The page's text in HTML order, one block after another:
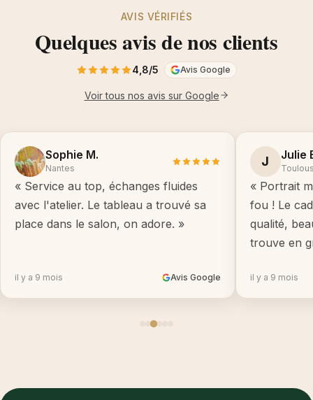
AVIS VÉRIFIÉS
Quelques avis de nos clients
4,8/5 Avis Google
Voir tous nos avis sur Google
Sophie M.
Nantes
« Service au top, échanges fluides
avec l'atelier. Le tableau a trouvé sa
place dans le salon, on adore. »
il y a 9 mois Avis Google
J Julie
« Portrait
fou ! Le
qualité,
trouve en
il y a 9 mois